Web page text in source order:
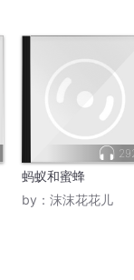
蚂蚁和蜜蜂
by： 沫沫花花儿